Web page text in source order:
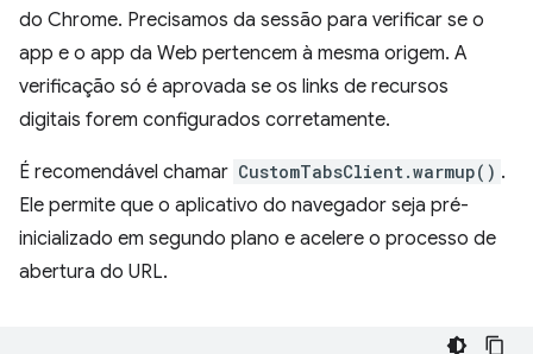
do Chrome. Precisamos da sessão para verificar se o
app e o app da Web pertencem à mesma origem. A
verificação só é aprovada se os links de recursos
digitais forem configurados corretamente.
É recomendável chamar CustomTabsClient.warmup() .
Ele permite que o aplicativo do navegador seja pré-
inicializado em segundo plano e acelere o processo de
abertura do URL.